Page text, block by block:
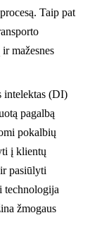
Taip pat
mažesnes
intelektas (DI)
pagalbą
pokalbių
į klientų
pasiūlyti
technologija
žmogaus